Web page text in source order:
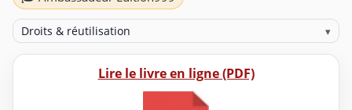
Droits & réutilisation ▾
Lire le livre en ligne (PDF)